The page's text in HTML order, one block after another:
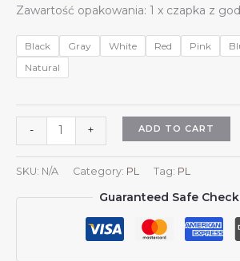
Zawartość opakowania: 1 x czapka z
Black Gray White Red Pink
Natural
-
z
daszkiem
z
herbem
+ ADD TO CART
SKU: N/A Category: PL Tag: PL
Guaranteed Safe